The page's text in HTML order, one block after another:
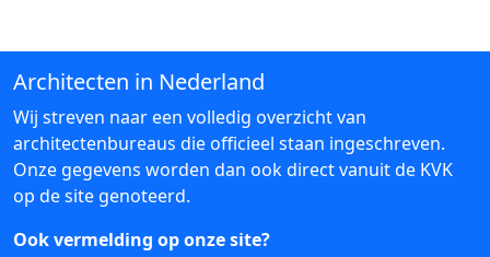
Architecten in Nederland
Wij streven naar een volledig overzicht van
architectenbureaus die officieel staan ingeschreven.
Onze gegevens worden dan ook direct vanuit de KVK
op de site genoteerd.
Ook vermelding op onze site?